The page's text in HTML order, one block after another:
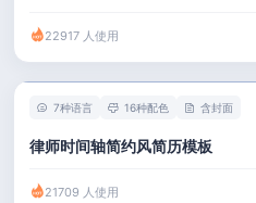
22917 人使用
7种语言 16种配色 含封面
律师时间轴简约风简历模板
21709 人使用